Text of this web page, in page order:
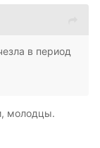
в период
молодцы.